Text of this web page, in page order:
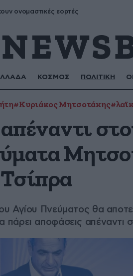
ονομαστικές εορτές
ΚΟΣΜΟΣ ΠΟΛΙΤΙΚΗ
#Κυριάκος Μητσοτάκης
Τσίπρα
Αγίου Πνεύματος θα
αποφάσεις απέναντι